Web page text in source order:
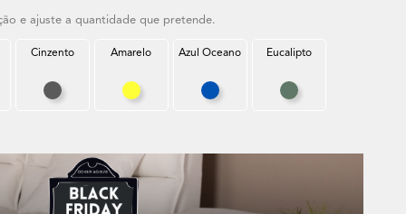
e ajuste a quantidade que pretende.
Cinzento
Cinzento
Amarelo
Amarelo
Azul Oceano
Azul Oceano
Eucalipto
Eucalipto